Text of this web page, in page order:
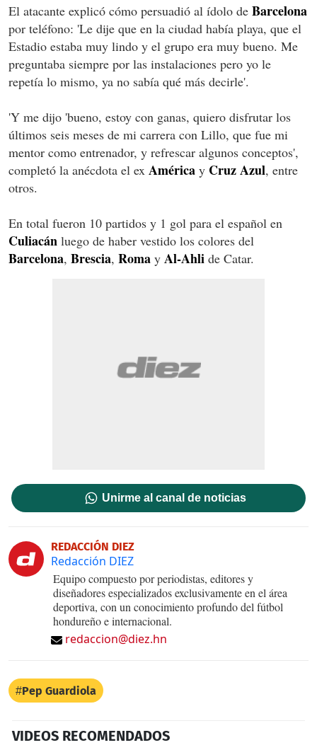
El atacante explicó cómo persuadió al ídolo de Barcelona
por teléfono: 'Le dije que en la ciudad había playa, que el
Estadio estaba muy lindo y el grupo era muy bueno. Me
preguntaba siempre por las instalaciones pero yo le
repetía lo mismo, ya no sabía qué más decirle'.
'Y me dijo 'bueno, estoy con ganas, quiero disfrutar los
últimos seis meses de mi carrera con Lillo, que fue mi
mentor como entrenador, y refrescar algunos conceptos',
completó la anécdota el ex América y Cruz Azul, entre
otros.
En total fueron 10 partidos y 1 gol para el español en
Culiacán luego de haber vestido los colores del
Barcelona, Brescia, Roma y Al-Ahli de Catar.
Unirme al canal de noticias
REDACCIÓN DIEZ
Redacción DIEZ
Equipo compuesto por periodistas, editores y
diseñadores especializados exclusivamente en el área
deportiva, con un conocimiento profundo del fútbol
hondureño e internacional.
redaccion@diez.hn
Pep Guardiola
VIDEOS RECOMENDADOS